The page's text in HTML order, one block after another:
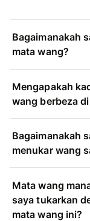
Bagaimanakah
mata wang?
Mengapakah
wang berbeza
Bagaimanakah
menukar wang
Mata wang
saya tukarkan
mata wang ini?